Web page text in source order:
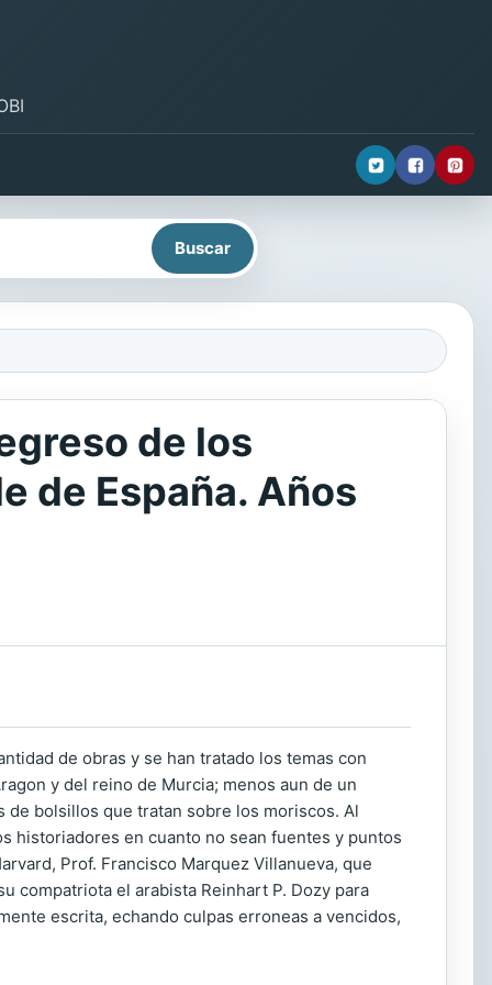
de los
de España. Años
de obras y se han tratado los temas con
y del reino de Murcia; menos aun de un
bolsillos que tratan sobre los moriscos. Al
historiadores en cuanto no sean fuentes y puntos
Prof. Francisco Marquez Villanueva, que
compatriota el arabista Reinhart P. Dozy para
escrita, echando culpas erroneas a vencidos,